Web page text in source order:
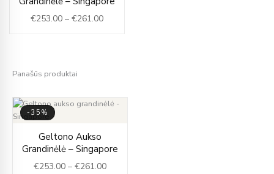
€253.00 – €261.00
€253.00
through
Panašūs produktai
-35%
Geltono Aukso
Grandinėlė – Singapore
€253.00 – €261.00
€253.00
through